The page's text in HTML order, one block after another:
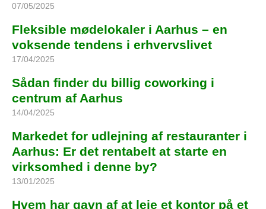
07/05/2025
Fleksible mødelokaler i Aarhus – en
voksende tendens i erhvervslivet
17/04/2025
Sådan finder du billig coworking i
centrum af Aarhus
14/04/2025
Markedet for udlejning af restauranter i
Aarhus: Er det rentabelt at starte en
virksomhed i denne by?
13/01/2025
Hvem har gavn af at leje et kontor på et